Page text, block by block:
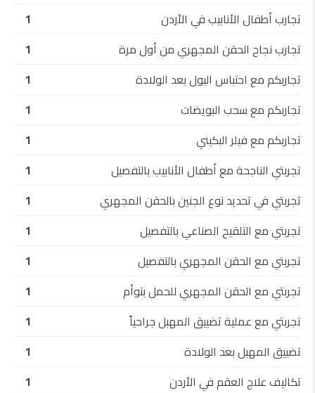
تجارب أطفال الأنابيب في الأردن
1
تجارب نجاح الحقن المجهري من أول مرة
1
تجاربكم مع احتباس البول بعد الولادة
1
تجاربكم مع سحب البويضات
1
تجاربكم مع فيلر البكيني
1
تجربتي الناجحة مع أطفال الأنابيب بالتفصيل
1
تجربتي في تحديد نوع الجنين بالحقن المجهري
1
تجربتي مع التلقيح الصناعي بالتفصيل
1
تجربتي مع الحقن المجهري بالتفصيل
1
تجربتي مع الحقن المجهري للحمل بتوأم
1
تجربتي مع عملية تضييق المهبل جراحياً
1
تضييق المهبل بعد الولادة
1
تكاليف علاج العقم في الأردن
1